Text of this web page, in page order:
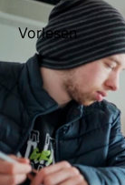
Vorlesen